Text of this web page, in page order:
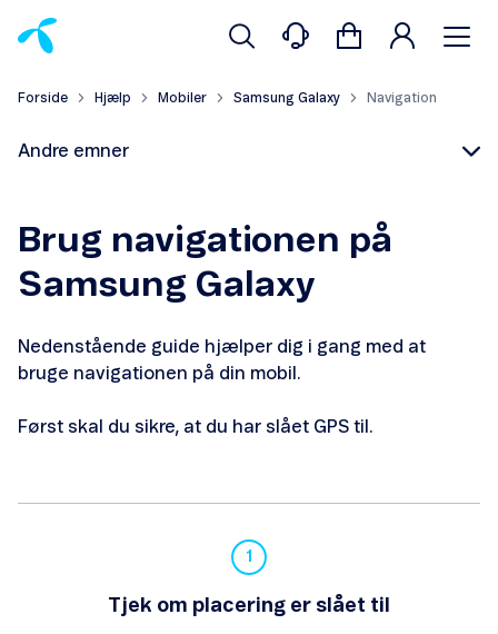
Forside Hjælp Mobiler Samsung Galaxy Navigation
Andre emner
Navigation
Brug navigationen på
Samsung Galaxy
Nedenstående guide hjælper dig i gang med at
bruge navigationen på din mobil.
Først skal du sikre, at du har slået GPS til.
Tjek om placering er slået til